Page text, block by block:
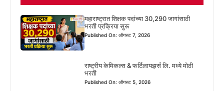
महाराष्ट्रात शिक्षक पदांच्या 30,290 जागांसाठी
भरती प्रक्रिया सुरू
Published On: ऑगस्ट 7, 2026
राष्ट्रीय केमिकल्स & फर्टिलायझर्स लि. मध्ये मोठी
भरती
Published On: ऑगस्ट 5, 2026